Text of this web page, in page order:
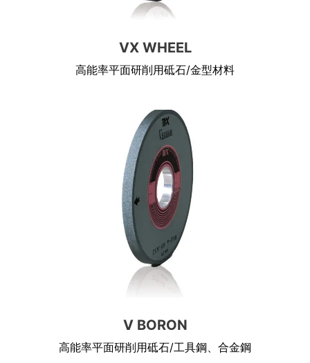
VX WHEEL
高能率平面研削用砥石/金型材料
V BORON
高能率平面研削用砥石/工具鋼、合金鋼